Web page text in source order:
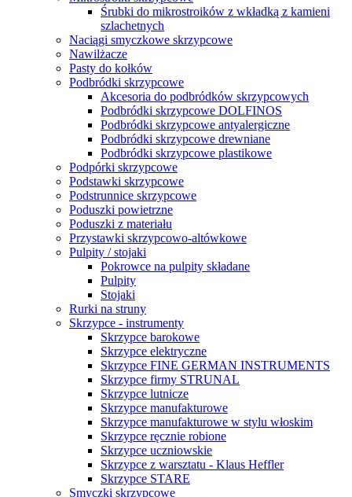
Śrubki do mikrostroików z wkładką z kamieni
szlachetnych
Naciągi smyczkowe skrzypcowe
Nawilżacze
Pasty do kołków
Podbródki skrzypcowe
Akcesoria do podbródków skrzypcowych
Podbródki skrzypcowe DOLFINOS
Podbródki skrzypcowe antyalergiczne
Podbródki skrzypcowe drewniane
Podbródki skrzypcowe plastikowe
Podpórki skrzypcowe
Podstawki skrzypcowe
Podstrunnice skrzypcowe
Poduszki powietrzne
Poduszki z materiału
Przystawki skrzypcowo-altówkowe
Pulpity / stojaki
Pokrowce na pulpity składane
Pulpity
Stojaki
Rurki na struny
Skrzypce - instrumenty
Skrzypce barokowe
Skrzypce elektryczne
Skrzypce FINE GERMAN INSTRUMENTS
Skrzypce firmy STRUNAL
Skrzypce lutnicze
Skrzypce manufakturowe
Skrzypce manufakturowe w stylu włoskim
Skrzypce ręcznie robione
Skrzypce uczniowskie
Skrzypce z warsztatu - Klaus Heffler
Skrzypce STARE
Smyczki skrzypcowe